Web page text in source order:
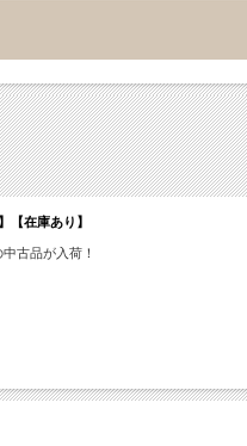
【在庫あり】
古品が入荷！